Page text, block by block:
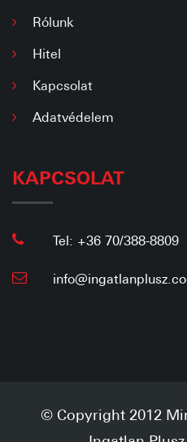
Rólunk
Hitel
Kapcsolat
Adatvédelem
KAPCSOLAT
Tel: +36 70/388-8809
© Copyright 2012